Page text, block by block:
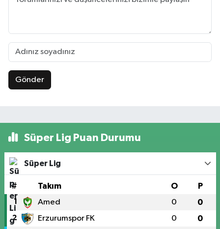
Gönder
Süper Lig Puan Durumu
Süper Lig
# Takım O P
1 Amed 0 0
2 Erzurumspor FK 0 0